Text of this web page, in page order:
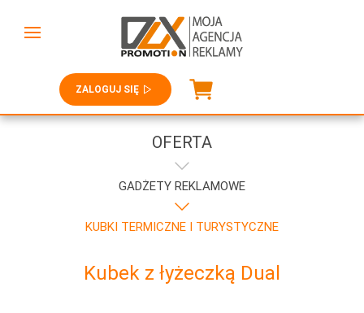
ZALOGUJ SIĘ
OFERTA
GADŻETY REKLAMOWE
KUBKI TERMICZNE I TURYSTYCZNE
Kubek z łyżeczką Dual